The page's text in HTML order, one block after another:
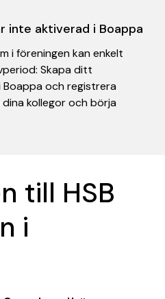
inte aktiverad i Boappa
i föreningen kan enkelt
Skapa ditt
Boappa och registrera
kollegor och börja
till HSB
i